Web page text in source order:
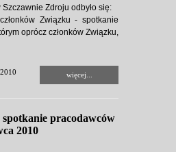
Zdroju odbyło się:
Związku - spotkanie
oprócz członków Związku,
więcej...
pracodawców
2010